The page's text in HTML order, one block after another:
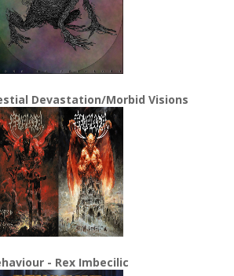
Devastation/Morbid Visions
- Rex Imbecilic